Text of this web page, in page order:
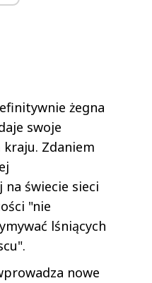
żegna
swoje
Zdaniem
świecie sieci
"nie
lśniących
nowe